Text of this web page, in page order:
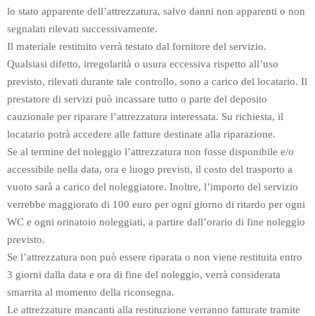
lo stato apparente dell’attrezzatura, salvo danni non apparenti o non
segnalati rilevati successivamente.
Il materiale restituito verrà testato dal fornitore del servizio.
Qualsiasi difetto, irregolarità o usura eccessiva rispetto all’uso
previsto, rilevati durante tale controllo, sono a carico del locatario. Il
prestatore di servizi può incassare tutto o parte del deposito
cauzionale per riparare l’attrezzatura interessata. Su richiesta, il
locatario potrà accedere alle fatture destinate alla riparazione.
Se al termine del noleggio l’attrezzatura non fosse disponibile e/o
accessibile nella data, ora e luogo previsti, il costo del trasporto a
vuoto sarà a carico del noleggiatore. Inoltre, l’importo del servizio
verrebbe maggiorato di 100 euro per ogni giorno di ritardo per ogni
WC e ogni orinatoio noleggiati, a partire dall’orario di fine noleggio
previsto.
Se l’attrezzatura non può essere riparata o non viene restituita entro
3 giorni dalla data e ora di fine del noleggio, verrà considerata
smarrita al momento della riconsegna.
Le attrezzature mancanti alla restituzione verranno fatturate tramite